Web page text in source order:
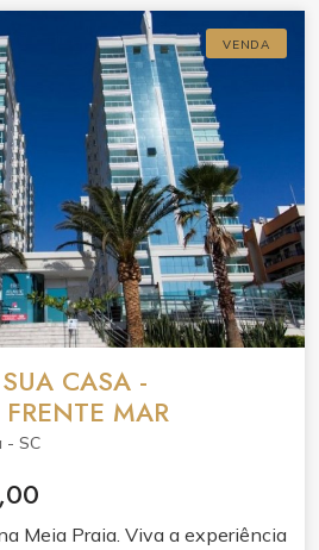
VENDA
CASA -
MAR
- SC
Meia Praia. Viva a experiência